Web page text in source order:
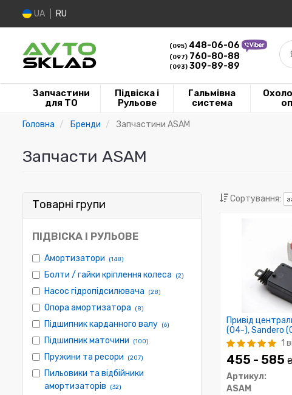
UA RU
(095) 448-06-06
(097) 760-80-88
(093) 309-89-89
Запчастини
для ТО
Підвіска і
Рульове
Гальмівна
система
Головна Бренди Запчастини ASAM
Запчасти ASAM
Товарні групи
ПІДВІСКА І РУЛЬОВЕ
Амортизатори (148)
Болти / гайки кріплення колеса (2)
Насос гідропідсилювача (28)
Опора амортизатора (8)
Підшипник карданного валу (6)
Підшипник маточини (100)
Пружини та ресори (207)
Пильовики та відбійники
амортизаторів
(32)
Сортування:
Привід
(04-), Sandero
(багажника та1
455 - 585 ₴
Артикул:
ASAM